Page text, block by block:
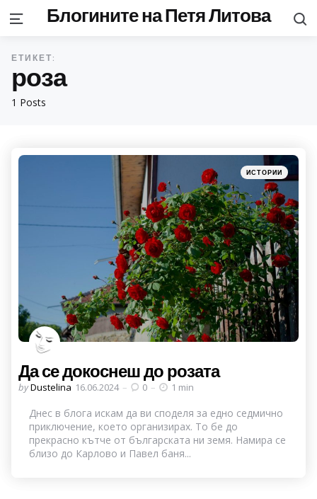
MenuБлогините на Петя Литова
1 Posts
ЕТИКЕТ:
роза
Categories
Posted
in
ИСТОРИИ
Да се докоснеш до розата
Posted
byDustelina 16.06.2024 0 1 min
Днес в блога искам да ви споделя за едно седмично
приключение, което организирах. То бе до
прекрасно кътче от българската ни земя. Намира се
близо до Карлово и Павел баня...